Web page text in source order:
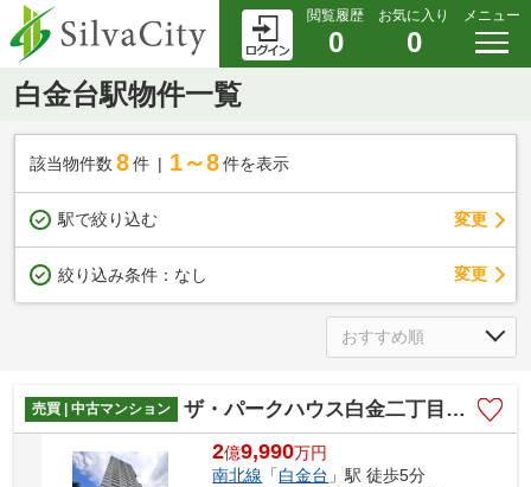
閲覧履歴
0
お気に入り
0
メニュー
白金台駅物件一覧
該当物件数 8件 1～8 件を表示
駅で絞り込む 変更
絞り込み条件： なし 変更
売買 | 中古マンション ザ・パークハウス白金二丁目タワー
2億9,990万円
南北線 「白金台 」駅 徒歩5分